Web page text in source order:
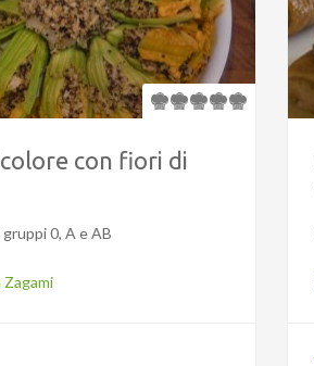
con fiori di
0, A e AB
Zagami